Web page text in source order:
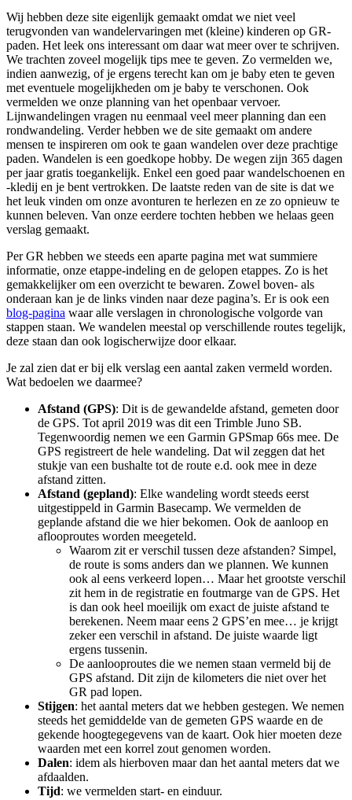
Wij hebben deze site eigenlijk gemaakt omdat we niet veel
terugvonden van wandelervaringen met (kleine) kinderen op GR-
paden. Het leek ons interessant om daar wat meer over te schrijven.
We trachten zoveel mogelijk tips mee te geven. Zo vermelden we,
indien aanwezig, of je ergens terecht kan om je baby eten te geven
met eventuele mogelijkheden om je baby te verschonen. Ook
vermelden we onze planning van het openbaar vervoer.
Lijnwandelingen vragen nu eenmaal veel meer planning dan een
rondwandeling. Verder hebben we de site gemaakt om andere
mensen te inspireren om ook te gaan wandelen over deze prachtige
paden. Wandelen is een goedkope hobby. De wegen zijn 365 dagen
per jaar gratis toegankelijk. Enkel een goed paar wandelschoenen en
-kledij en je bent vertrokken. De laatste reden van de site is dat we
het leuk vinden om onze avonturen te herlezen en ze zo opnieuw te
kunnen beleven. Van onze eerdere tochten hebben we helaas geen
verslag gemaakt.
Per GR hebben we steeds een aparte pagina met wat summiere
informatie, onze etappe-indeling en de gelopen etappes. Zo is het
gemakkelijker om een overzicht te bewaren. Zowel boven- als
onderaan kan je de links vinden naar deze pagina’s. Er is ook een
blog-pagina waar alle verslagen in chronologische volgorde van
stappen staan. We wandelen meestal op verschillende routes tegelijk,
deze staan dan ook logischerwijze door elkaar.
Je zal zien dat er bij elk verslag een aantal zaken vermeld worden.
Wat bedoelen we daarmee?
Afstand (GPS): Dit is de gewandelde afstand, gemeten door
de GPS. Tot april 2019 was dit een Trimble Juno SB.
Tegenwoordig nemen we een Garmin GPSmap 66s mee. De
GPS registreert de hele wandeling. Dat wil zeggen dat het
stukje van een bushalte tot de route e.d. ook mee in deze
afstand zitten.
Afstand (gepland): Elke wandeling wordt steeds eerst
uitgestippeld in Garmin Basecamp. We vermelden de
geplande afstand die we hier bekomen. Ook de aanloop en
aflooproutes worden meegeteld.
Waarom zit er verschil tussen deze afstanden? Simpel,
de route is soms anders dan we plannen. We kunnen
ook al eens verkeerd lopen… Maar het grootste verschil
zit hem in de registratie en foutmarge van de GPS. Het
is dan ook heel moeilijk om exact de juiste afstand te
berekenen. Neem maar eens 2 GPS’en mee… je krijgt
zeker een verschil in afstand. De juiste waarde ligt
ergens tussenin.
De aanlooproutes die we nemen staan vermeld bij de
GPS afstand. Dit zijn de kilometers die niet over het
GR pad lopen.
Stijgen: het aantal meters dat we hebben gestegen. We nemen
steeds het gemiddelde van de gemeten GPS waarde en de
gekende hoogtegegevens van de kaart. Ook hier moeten deze
waarden met een korrel zout genomen worden.
Dalen: idem als hierboven maar dan het aantal meters dat we
afdaalden.
Tijd: we vermelden start- en einduur.